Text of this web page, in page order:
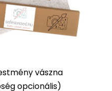
vászna
opcionális)